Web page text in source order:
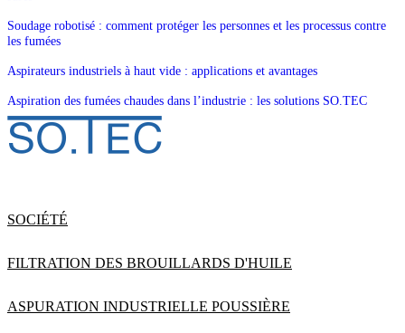
Soudage robotisé : comment protéger les personnes et les processus contre
les fumées
Aspirateurs industriels à haut vide : applications et avantages
Aspiration des fumées chaudes dans l’industrie : les solutions SO.TEC
SOCIÉTÉ
FILTRATION DES BROUILLARDS D'HUILE
ASPURATION INDUSTRIELLE POUSSIÈRE